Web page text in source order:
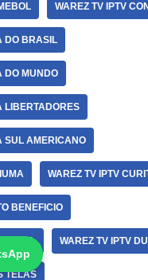
WAREZ TV IPTV
DO BRASIL
DO MUNDO
LIBERTADORES
SUL AMERICANO
WAREZ TV IPTV
BENEFICIO
WAREZ TV IPTV
TELAS